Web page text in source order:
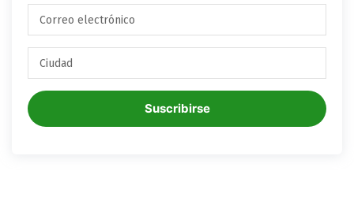
Suscribirse